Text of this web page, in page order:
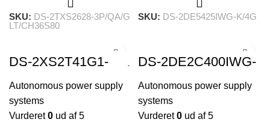
SKU: DS-2TXS2628-3P/QA/G
LT/CH36S80
SKU: DS-2DE5425IWG-K/4G
DS-2XS2T41G1-
ID/4G/C05S07(4mm)
Autonomous power supply
systems
Vurderet0 ud af 5
DS-2DE2C400IWG-
K/4G/C09S20(2.8m
m)
Autonomous power supply
systems
Vurderet0 ud af 5